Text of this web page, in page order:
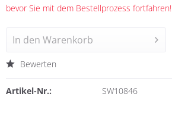
bevor Sie mit dem Bestellprozess fortfahren!
In den Warenkorb
Bewerten
Artikel-Nr.: SW10846